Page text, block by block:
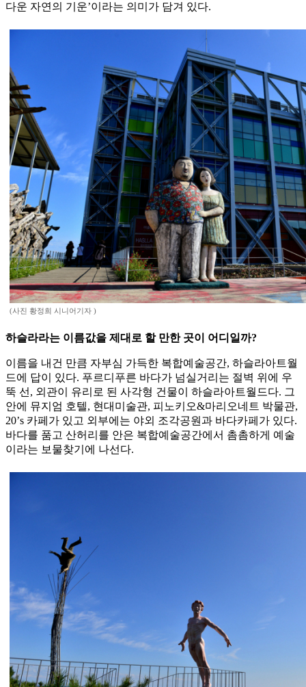
다운 자연의 기운’이라는 의미가 담겨 있다.
(사진 황정희 시니어기자 )
하슬라라는 이름값을 제대로 할 만한 곳이 어디일까?
이름을 내건 만큼 자부심 가득한 복합예술공간, 하슬라아트월
드에 답이 있다. 푸르디푸른 바다가 넘실거리는 절벽 위에 우
뚝 선, 외관이 유리로 된 사각형 건물이 하슬라아트월드다. 그
안에 뮤지엄 호텔, 현대미술관, 피노키오&마리오네트 박물관,
20’s 카페가 있고 외부에는 야외 조각공원과 바다카페가 있다.
바다를 품고 산허리를 안은 복합예술공간에서 촘촘하게 예술
이라는 보물찾기에 나선다.